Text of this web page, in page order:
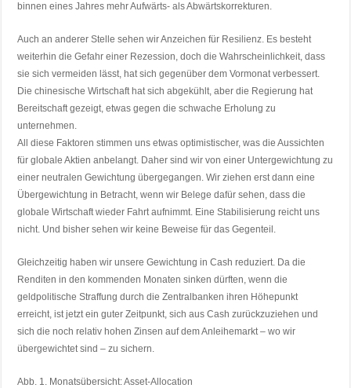
binnen eines Jahres mehr Aufwärts- als Abwärtskorrekturen.
Auch an anderer Stelle sehen wir Anzeichen für Resilienz. Es besteht
weiterhin die Gefahr einer Rezession, doch die Wahrscheinlichkeit, dass
sie sich vermeiden lässt, hat sich gegenüber dem Vormonat verbessert.
Die chinesische Wirtschaft hat sich abgekühlt, aber die Regierung hat
Bereitschaft gezeigt, etwas gegen die schwache Erholung zu
unternehmen.
All diese Faktoren stimmen uns etwas optimistischer, was die Aussichten
für globale Aktien anbelangt. Daher sind wir von einer Untergewichtung zu
einer neutralen Gewichtung übergegangen. Wir ziehen erst dann eine
Übergewichtung in Betracht, wenn wir Belege dafür sehen, dass die
globale Wirtschaft wieder Fahrt aufnimmt. Eine Stabilisierung reicht uns
nicht. Und bisher sehen wir keine Beweise für das Gegenteil.
Gleichzeitig haben wir unsere Gewichtung in Cash reduziert. Da die
Renditen in den kommenden Monaten sinken dürften, wenn die
geldpolitische Straffung durch die Zentralbanken ihren Höhepunkt
erreicht, ist jetzt ein guter Zeitpunkt, sich aus Cash zurückzuziehen und
sich die noch relativ hohen Zinsen auf dem Anleihemarkt – wo wir
übergewichtet sind – zu sichern.
Abb. 1. Monatsübersicht: Asset-Allocation